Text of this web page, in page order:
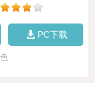
PC下载